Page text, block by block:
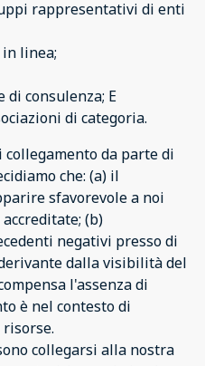
rappresentativi di enti
linea;
consulenza; E
di categoria.
da parte di
che: (a) il
sfavorevole a noi
(b)
negativi presso di
dalla visibilità del
l'assenza di
è nel contesto di
collegarsi alla nostra